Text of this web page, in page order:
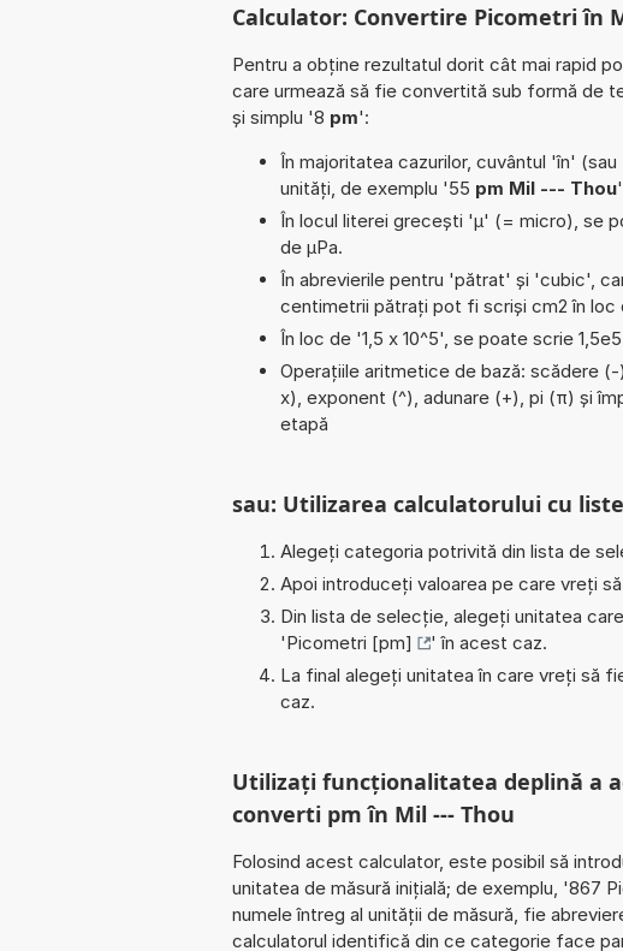
Calculator: Convertire Picometri în
Pentru a obține rezultatul dorit cât mai rapid
care urmează să fie convertită sub formă de
și simplu '8 pm':
În majoritatea cazurilor, cuvântul 'în'
unități, de exemplu '55 pm Mil --- Thou
În locul literei grecești 'µ' (= micro), se
de µPa.
În abrevierile pentru 'pătrat' și 'cubic',
centimetrii pătrați pot fi scriși cm2 în loc
În loc de '1,5 x 10^5', se poate scrie
Operațiile aritmetice de bază: scădere
x), exponent (^), adunare (+), pi (π) și
etapă
sau: Utilizarea calculatorului cu
Alegeți categoria potrivită din lista de
Apoi introduceți valoarea pe care vreți
Din lista de selecție, alegeți unitatea
'Picometri [pm]
' în acest caz.
La final alegeți unitatea în care vreți să
caz.
Utilizați funcționalitatea deplină a
converti pm în Mil --- Thou
Folosind acest calculator, este posibil să
unitatea de măsură inițială; de exemplu, '867
numele întreg al unității de măsură, fie
calculatorul identifică din ce categorie face